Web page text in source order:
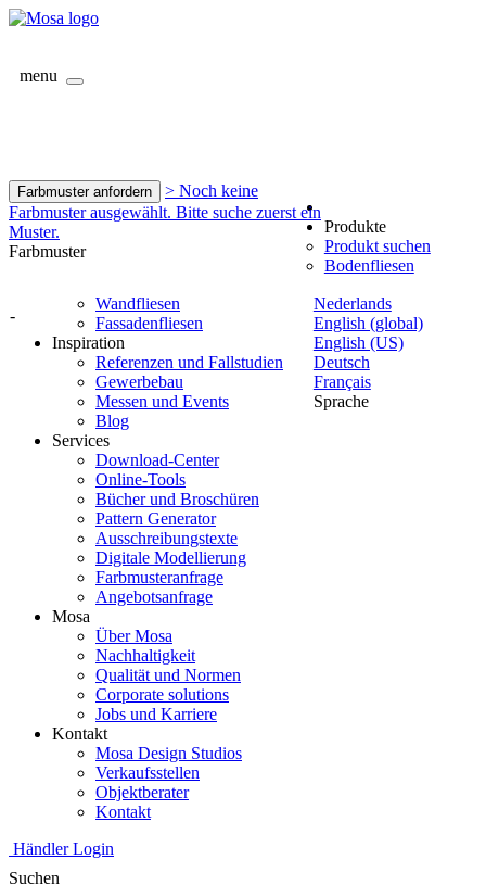
menu
Farbmuster anfordern
> Noch keine
Farbmuster ausgewählt. Bitte suche zuerst ein
Muster.
Farbmuster
-
Nederlands
English (global)
English (US)
Deutsch
Français
Sprache
Produkte
Produkt suchen
Bodenfliesen
Wandfliesen
Fassadenfliesen
Inspiration
Referenzen und Fallstudien
Gewerbebau
Messen und Events
Blog
Services
Download-Center
Online-Tools
Bücher und Broschüren
Pattern Generator
Ausschreibungstexte
Digitale Modellierung
Farbmusteranfrage
Angebotsanfrage
Mosa
Über Mosa
Nachhaltigkeit
Qualität und Normen
Corporate solutions
Jobs und Karriere
Kontakt
Mosa Design Studios
Verkaufsstellen
Objektberater
Kontakt
Händler Login
Suchen